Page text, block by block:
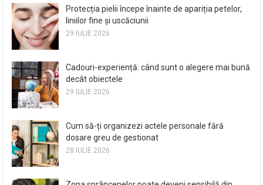
Protecția pielii începe înainte de apariția petelor,
liniilor fine și uscăciunii
29 IULIE 2026
Cadouri-experiență: când sunt o alegere mai bună
decât obiectele
29 IULIE 2026
Cum să-ți organizezi actele personale fără
dosare greu de gestionat
28 IULIE 2026